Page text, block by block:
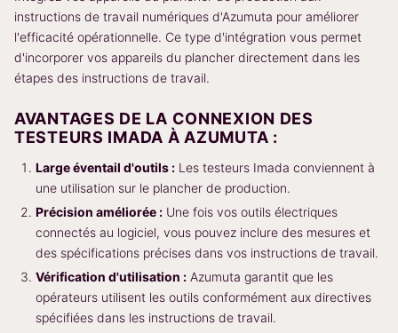
instructions de travail numériques d'Azumuta pour améliorer
l'efficacité opérationnelle. Ce type d'intégration vous permet
d'incorporer vos appareils du plancher directement dans les
étapes des instructions de travail.
AVANTAGES DE LA CONNEXION DES
TESTEURS IMADA À AZUMUTA :
Large éventail d'outils : Les testeurs Imada conviennent à
une utilisation sur le plancher de production.
Précision améliorée : Une fois vos outils électriques
connectés au logiciel, vous pouvez inclure des mesures et
des spécifications précises dans vos instructions de travail.
Vérification d'utilisation : Azumuta garantit que les
opérateurs utilisent les outils conformément aux directives
spécifiées dans les instructions de travail.